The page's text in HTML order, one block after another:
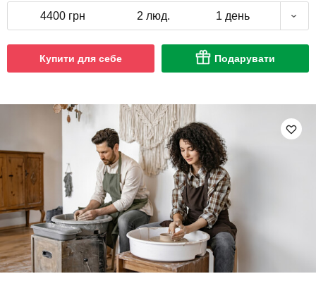
4400 грн 2 люд. 1 день
Купити для себе Подарувати